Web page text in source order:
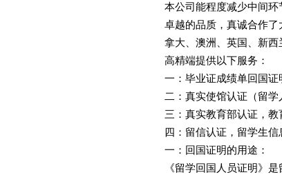
本公司能程度减少中间环
卓越的品质，真诚合作
拿大、澳洲、英国、新西
高精端提供以下服务：
一：毕业证成绩单回国证
二：真实使馆认证（留
三：真实教育部认证，
四：留信认证，留学生信
一：回国证明的用途：
《留学回国人员证明》